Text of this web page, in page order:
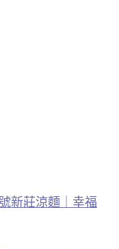
新莊涼麵｜幸福